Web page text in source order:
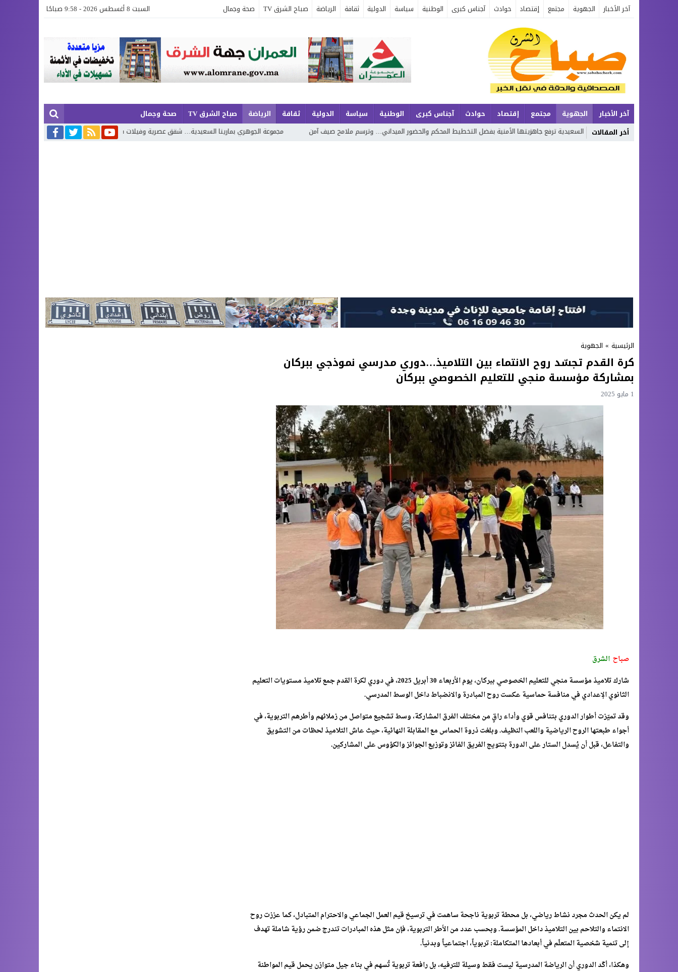
آخر الأخبار الجهوية مجتمع إقتصاد حوادث آجناس كبرى الوطنية سياسة الدولية ثقافة الرياضة صباح الشرق TV صحة وجمال السبت 8 أغسطس 2026 - 9:58 صباحًا
آخر الأخبار الجهوية مجتمع إقتصاد حوادث آجناس كبرى الوطنية سياسة الدولية ثقافة الرياضة صباح الشرق TV
صحة وجمال
أخر المقالات
السعيدية ترفع جاهزيتها الأمنية بفضل التخطيط المحكم والحضور الميداني… وترسم ملامح صيف آمن مجموعة الجوهري بمارينا السعيدية… شقق عصرية وفيلات فاخرة بإطلالة تجمع البحر وروعة الطبيعة محمد بوجديان
الرئيسية » الجهوية
كرة القدم تجسّد روح الانتماء بين التلاميذ…دوري مدرسي نموذجي ببركان
بمشاركة مؤسسة منجي للتعليم الخصوصي ببركان
1 مايو 2025
صباح الشرق
شارك تلاميذ مؤسسة منجي للتعليم الخصوصي ببركان، يوم الأربعاء 30 أبريل 2025، في دوري لكرة القدم جمع تلاميذ مستويات التعليم
الثانوي الإعدادي في منافسة حماسية عكست روح المبادرة والانضباط داخل الوسط المدرسي.
وقد تميّزت أطوار الدوري بتنافس قوي وأداء راقٍ من مختلف الفرق المشاركة، وسط تشجيع متواصل من زملائهم وأطرهم التربوية، في
أجواء طبعتها الروح الرياضية واللعب النظيف. وبلغت ذروة الحماس مع المقابلة النهائية، حيث عاش التلاميذ لحظات من التشويق
والتفاعل، قبل أن يُسدل الستار على الدورة بتتويج الفريق الفائز وتوزيع الجوائز والكؤوس على المشاركين.
لم يكن الحدث مجرد نشاط رياضي، بل محطة تربوية ناجحة ساهمت في ترسيخ قيم العمل الجماعي والاحترام المتبادل، كما عززت روح
الانتماء والتلاحم بين التلاميذ داخل المؤسسة. وبحسب عدد من الأطر التربوية، فإن مثل هذه المبادرات تندرج ضمن رؤية شاملة تهدف
إلى تنمية شخصية المتعلّم في أبعادها المتكاملة: تربوياً، اجتماعياً وبدنياً.
وهكذا، أكّد الدوري أن الرياضة المدرسية ليست فقط وسيلة للترفيه، بل رافعة تربوية تُسهم في بناء جيل متوازن يحمل قيم المواطنة